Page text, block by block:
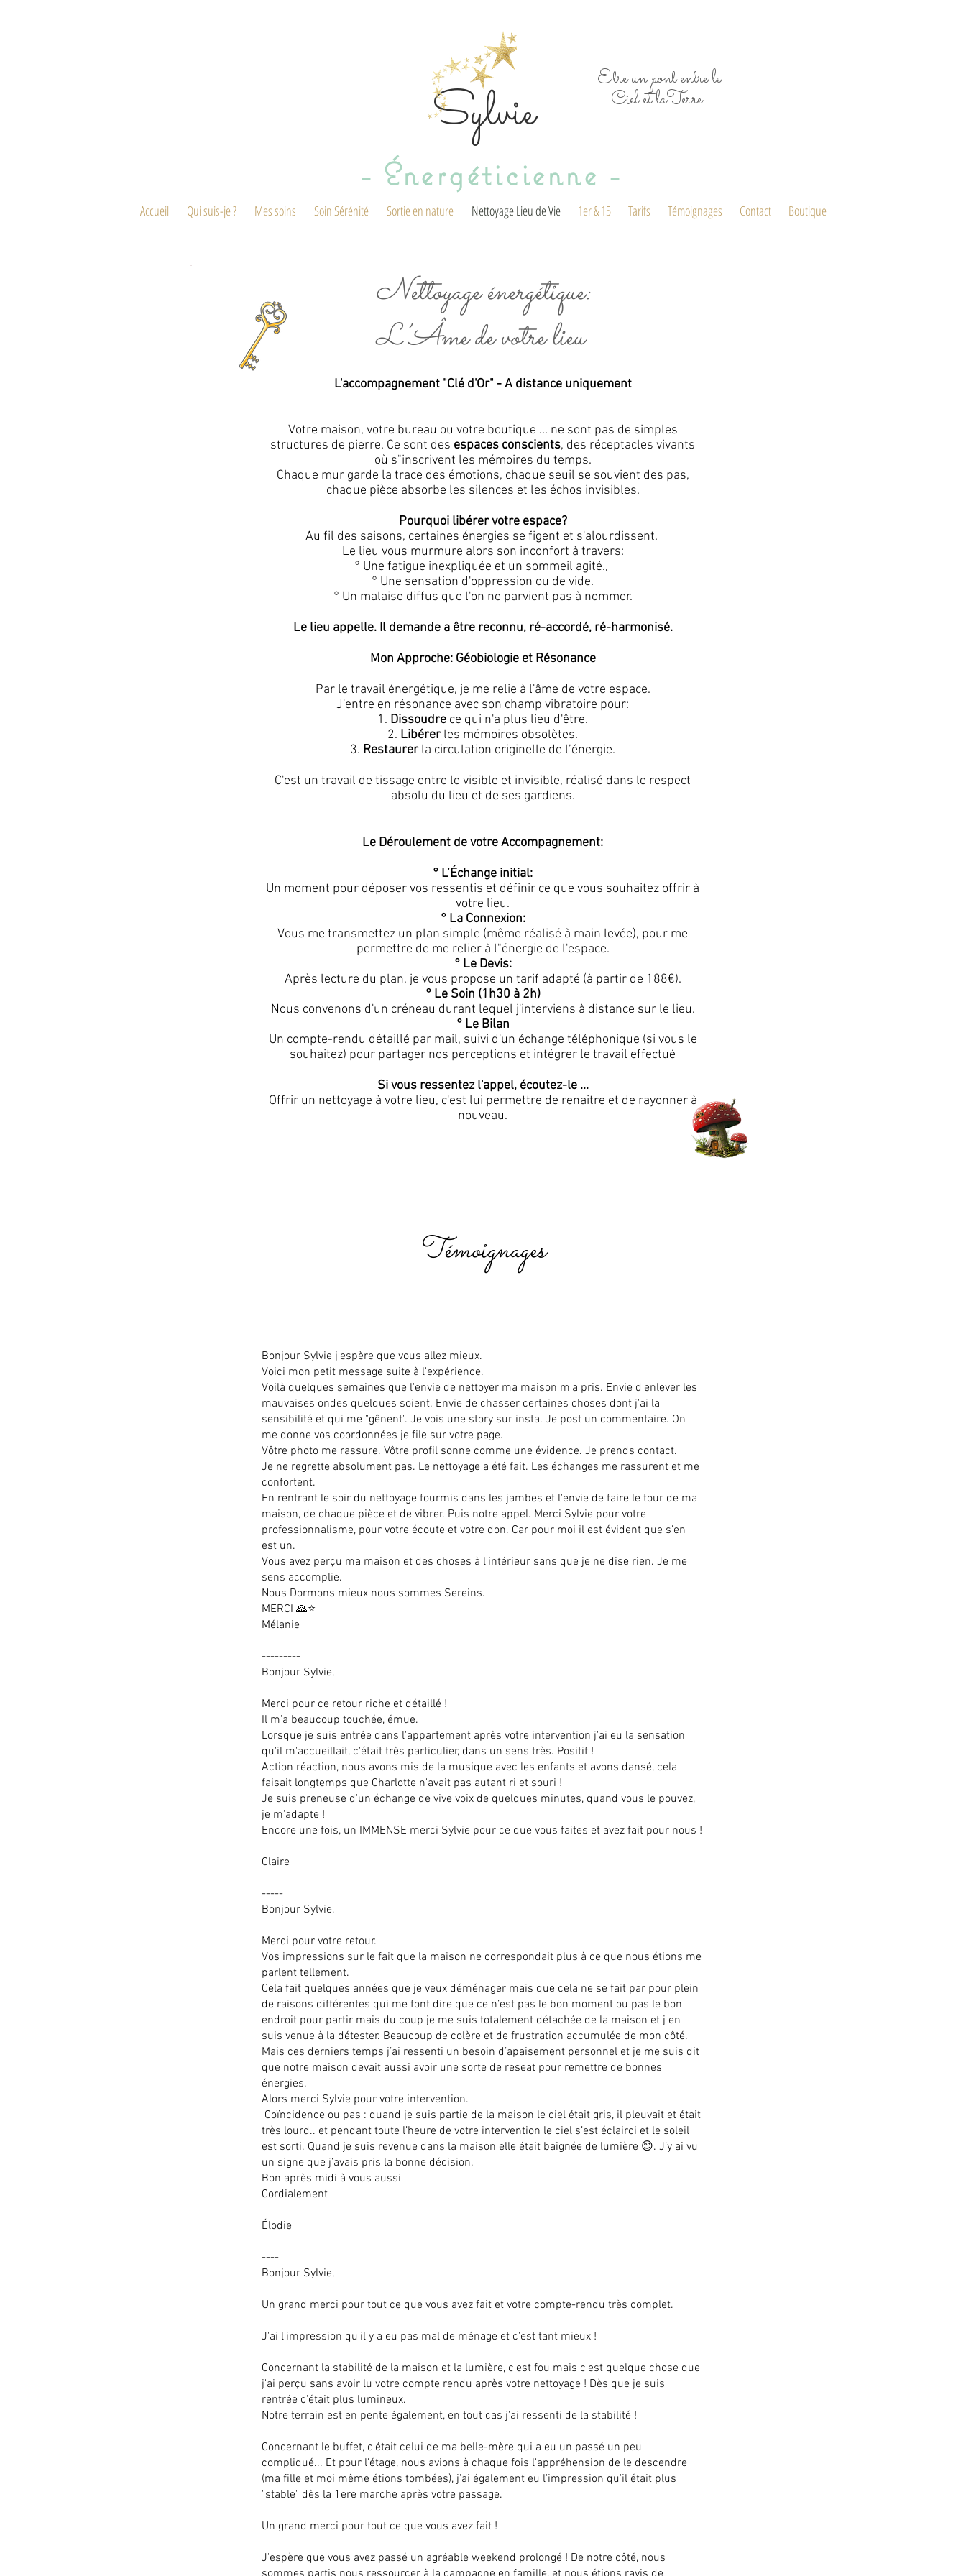
Sylvie
Etre un pont entre le
Ciel et laTerre
- Énergéticienne -
Accueil Qui suis-je ? Mes soins Soin Sérénité Sortie en nature Nettoyage Lieu de Vie 1er & 15 Tarifs Témoignages Contact Boutique
Nettoyage énergétique:
L’Âme de votre lieu
L'accompagnement "Clé d'Or" - A distance uniquement
Votre maison, votre bureau ou votre boutique ... ne sont pas de simples
structures de pierre. Ce sont des espaces conscients, des réceptacles vivants
où s"inscrivent les mémoires du temps.
Chaque mur garde la trace des émotions, chaque seuil se souvient des pas,
chaque pièce absorbe les silences et les échos invisibles.
Pourquoi libérer votre espace?
Au fil des saisons, certaines énergies se figent et s'alourdissent.
Le lieu vous murmure alors son inconfort à travers:
° Une fatigue inexpliquée et un sommeil agité.,
° Une sensation d'oppression ou de vide.
° Un malaise diffus que l'on ne parvient pas à nommer.
Le lieu appelle. Il demande a être reconnu, ré-accordé, ré-harmonisé.
Mon Approche: Géobiologie et Résonance
Par le travail énergétique, je me relie à l'âme de votre espace.
J'entre en résonance avec son champ vibratoire pour:
1. Dissoudre ce qui n'a plus lieu d'être.
2. Libérerles mémoires obsolètes.
3. Restaurerla circulation originelle de l’énergie.
C'est un travail de tissage entre le visible et invisible, réalisé dans le respect
absolu du lieu et de ses gardiens.
Le Déroulement de votre Accompagnement:
° L’Échange initial:
Un moment pour déposer vos ressentis et définir ce que vous souhaitez offrir à
votre lieu.
° La Connexion:
Vous me transmettez un plan simple (même réalisé à main levée), pour me
permettre de me relier à l"énergie de l'espace.
° Le Devis:​
Après lecture du plan, je vous propose un tarif adapté (à partir de 188€).
° Le Soin (1h30 à 2h)
Nous convenons d'un créneau durant lequel j'interviens à distance sur le lieu.
° Le Bilan
Un compte-rendu détaillé par mail, suivi d'un échange téléphonique (si vous le
souhaitez) pour partager nos perceptions et intégrer le travail effectué
Si vous ressentez l'appel, écoutez-le ...
Offrir un nettoyage à votre lieu, c'est lui permettre de renaitre et de rayonner à
nouveau.
Témoignages
Bonjour Sylvie j'espère que vous allez mieux.
Voici mon petit message suite à l'expérience.
Voilà quelques semaines que l'envie de nettoyer ma maison m'a pris. Envie d'enlever les
mauvaises ondes quelques soient. Envie de chasser certaines choses dont j'ai la
sensibilité et qui me "gênent". Je vois une story sur insta. Je post un commentaire. On
me donne vos coordonnées je file sur votre page.
Vôtre photo me rassure. Vôtre profil sonne comme une évidence. Je prends contact.
Je ne regrette absolument pas. Le nettoyage a été fait. Les échanges me rassurent et me
confortent.
En rentrant le soir du nettoyage fourmis dans les jambes et l'envie de faire le tour de ma
maison, de chaque pièce et de vibrer. Puis notre appel. Merci Sylvie pour votre
professionnalisme, pour votre écoute et votre don. Car pour moi il est évident que s'en
est un.
Vous avez perçu ma maison et des choses à l'intérieur sans que je ne dise rien. Je me
sens accomplie.
Nous Dormons mieux nous sommes Sereins.
MERCI 🙏⭐
Mélanie
---------
Bonjour Sylvie,
Merci pour ce retour riche et détaillé !
Il m'a beaucoup touchée, émue.
Lorsque je suis entrée dans l'appartement après votre intervention j'ai eu la sensation
qu'il m'accueillait, c'était très particulier, dans un sens très. Positif !
Action réaction, nous avons mis de la musique avec les enfants et avons dansé, cela
faisait longtemps que Charlotte n'avait pas autant ri et souri !
Je suis preneuse d'un échange de vive voix de quelques minutes, quand vous le pouvez,
je m'adapte !
Encore une fois, un IMMENSE merci Sylvie pour ce que vous faites et avez fait pour nous !
Claire
-----
Bonjour Sylvie,
Merci pour votre retour.
Vos impressions sur le fait que la maison ne correspondait plus à ce que nous étions me
parlent tellement.
Cela fait quelques années que je veux déménager mais que cela ne se fait par pour plein
de raisons différentes qui me font dire que ce n’est pas le bon moment ou pas le bon
endroit pour partir mais du coup je me suis totalement détachée de la maison et j en
suis venue à la détester. Beaucoup de colère et de frustration accumulée de mon côté.
Mais ces derniers temps j’ai ressenti un besoin d’apaisement personnel et je me suis dit
que notre maison devait aussi avoir une sorte de reseat pour remettre de bonnes
énergies.
Alors merci Sylvie pour votre intervention.
Coïncidence ou pas : quand je suis partie de la maison le ciel était gris, il pleuvait et était
très lourd.. et pendant toute l’heure de votre intervention le ciel s’est éclairci et le soleil
est sorti. Quand je suis revenue dans la maison elle était baignée de lumière 😊. J’y ai vu
un signe que j’avais pris la bonne décision.
Bon après midi à vous aussi
Cordialement
Élodie
----
Bonjour Sylvie,
Un grand merci pour tout ce que vous avez fait et votre compte-rendu très complet.
J'ai l'impression qu'il y a eu pas mal de ménage et c'est tant mieux !
Concernant la stabilité de la maison et la lumière, c'est fou mais c'est quelque chose que
j'ai perçu sans avoir lu votre compte rendu après votre nettoyage ! Dès que je suis
rentrée c'était plus lumineux.
Notre terrain est en pente également, en tout cas j'ai ressenti de la stabilité !
Concernant le buffet, c'était celui de ma belle-mère qui a eu un passé un peu
compliqué... Et pour l'étage, nous avions à chaque fois l'appréhension de le descendre
(ma fille et moi même étions tombées), j'ai également eu l'impression qu'il était plus
"stable" dès la 1ere marche après votre passage.
Un grand merci pour tout ce que vous avez fait !
J'espère que vous avez passé un agréable weekend prolongé ! De notre côté, nous